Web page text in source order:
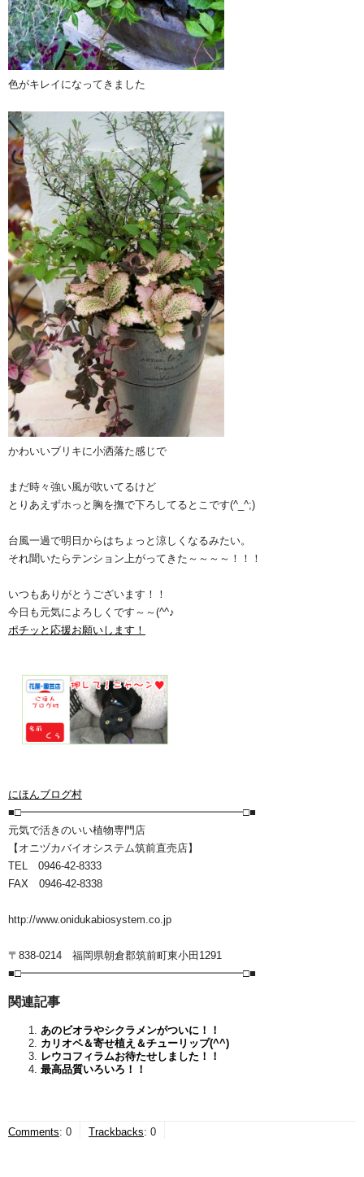
色がキレイになってきました
かわいいブリキに小洒落た感じで
まだ時々強い風が吹いてるけど
とりあえずホっと胸を撫で下ろしてるとこです(^_^;)
台風一過で明日からはちょっと涼しくなるみたい。
それ聞いたらテンション上がってきた～～～～！！！
いつもありがとうございます！！
今日も元気によろしくです～～(^^♪
ポチッと応援お願いします！
にほんブログ村
■□━━━━━━━━━━━━━━━━━━━━━□■
元気で活きのいい植物専門店
【オニヅカバイオシステム筑前直売店】
TEL 0946-42-8333
FAX 0946-42-8338
http://www.onidukabiosystem.co.jp
〒838-0214 福岡県朝倉郡筑前町東小田1291
■□━━━━━━━━━━━━━━━━━━━━━□■
関連記事
あのビオラやシクラメンがついに！！
カリオペ＆寄せ植え＆チューリップ(^^)
レウコフィラムお待たせしました！！
最高品質いろいろ！！
Comments: 0 Trackbacks: 0